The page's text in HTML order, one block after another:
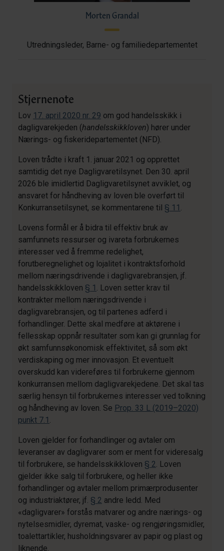
Morten Grandal
Utredningsleder, Barne- og familiedepartementet
Stjernenote
Lov 17. april 2020 nr. 29 om god handelsskikk i
dagligvarekjeden (handelsskikkloven) hører under
Nærings- og fiskeridepartementet (NFD).
Loven trådte i kraft 1. januar 2021 og opprettet
samtidig det nye Dagligvaretilsynet. Den 30. april
2026 ble imidlertid Dagligvaretilsynet avviklet, og
ansvaret for håndheving av loven ble overført til
Konkurransetilsynet, se kommentarene til § 11 .
Lovens formål er å bidra til effektiv bruk av
samfunnets ressurser og ivareta forbrukernes
interesser ved å fremme redelighet,
forutberegnelighet og lojalitet i kontraktsforhold
mellom næringsdrivende i dagligvarebransjen, jf.
handelsskikkloven § 1 . Loven setter krav til
kontrakter mellom næringsdrivende i
dagligvarebransjen, og til partenes adferd i
forhandlinger. Dette skal medføre at aktørene i
fellesskap oppnår resultater som kan gi grunnlag for
økt samfunnsøkonomisk effektivitet, så som økt
verdiskaping og mer innovasjon. Et eventuelt
overskudd kan videreføres til forbrukerne gjennom
konkurransen mellom dagligvarekjedene. Det skal tas
særlig hensyn til forbrukernes interesser ved tolkning
og håndheving av loven. Se Prop. 33 L (2019–2020)
punkt 7.1 .
Loven gjelder for forhandlinger og avtaler om
leveranser av dagligvarer som er ment for videresalg
til forbrukere, se handelsskikkloven § 2. Loven
gjelder ikke salg til forbrukere, og heller ikke
forhandlinger og avtaler mellom primærprodusenter
og industriaktører, jf. § 2 andre ledd. Med
«dagligvarer» forstås matvarer og andre nærings- og
nytelsesmidler, dyremat, vaske- og rengjøringsmidler,
toalettartikler, husholdningsvarer av papir og plast og
liknende.